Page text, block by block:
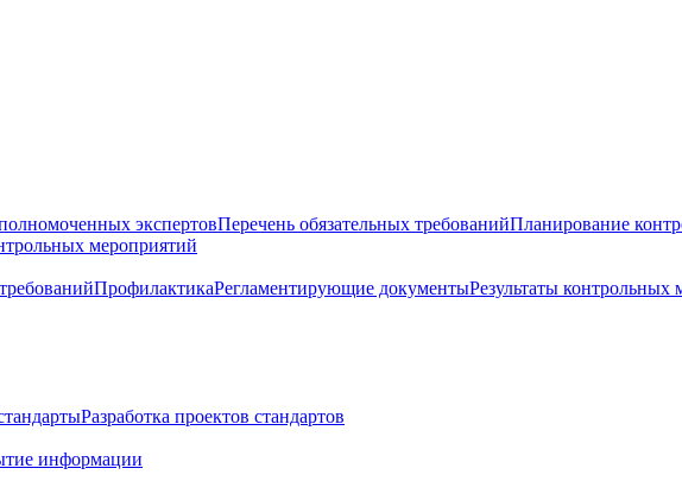
экспертовПеречень обязательных требованийПланирование
мероприятий
ПрофилактикаРегламентирующие документыРезультаты контрольных
Разработка проектов стандартов
информации